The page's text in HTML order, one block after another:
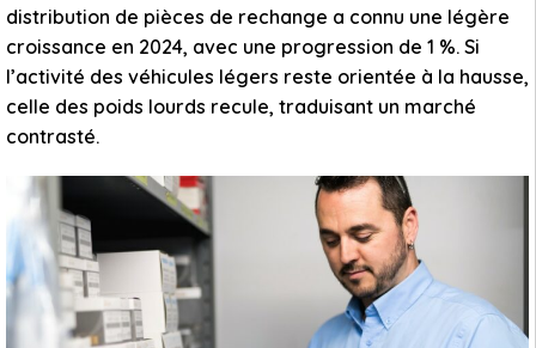
distribution de pièces de rechange a connu une légère
croissance en 2024, avec une progression de 1 %. Si
l’activité des véhicules légers reste orientée à la hausse,
celle des poids lourds recule, traduisant un marché
contrasté.